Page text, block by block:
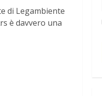
di Legambiente
è davvero una